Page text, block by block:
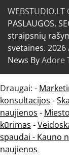
WEBSTUDIO.LT
PASLAUGOS.
straipsnių
svetaines. 2026
News ByAdore
Draugai: -
konsultacijos -
naujienos -
kūrimas -
spaudai - Kauno
naujienos